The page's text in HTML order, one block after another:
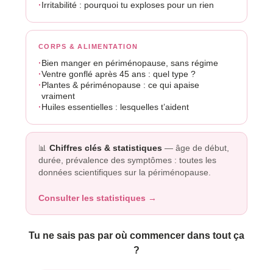
Irritabilité : pourquoi tu exploses pour un rien
CORPS & ALIMENTATION
Bien manger en périménopause, sans régime
Ventre gonflé après 45 ans : quel type ?
Plantes & périménopause : ce qui apaise
vraiment
Huiles essentielles : lesquelles t’aident
📊 Chiffres clés & statistiques — âge de début,
durée, prévalence des symptômes : toutes les
données scientifiques sur la périménopause.
Consulter les statistiques →
Tu ne sais pas par où commencer dans tout ça
?